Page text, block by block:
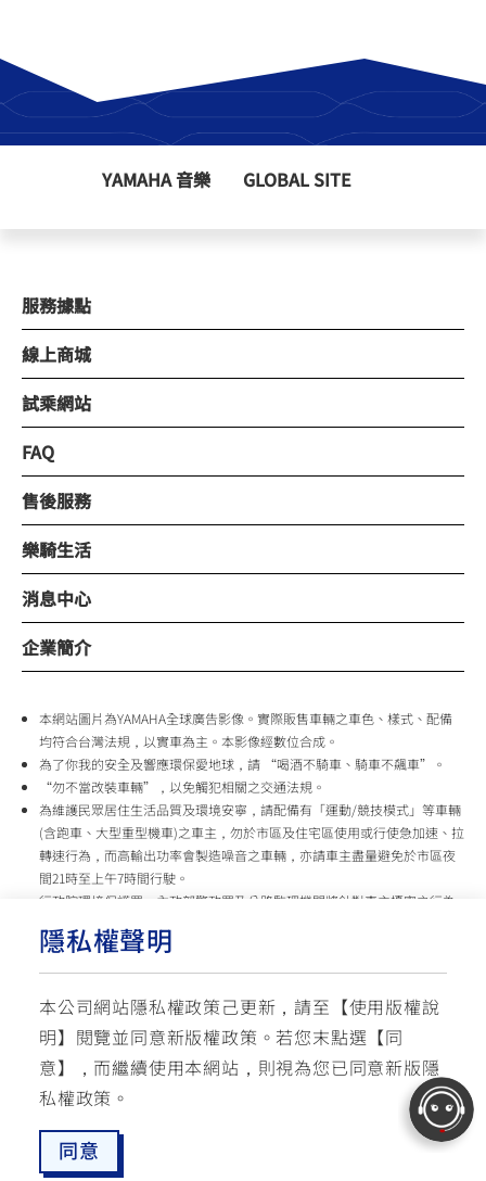
隱私權聲明
本公司網站隱私權政策己更新，請至【使用版權說
明】閱覽並同意新版權政策。 若您末點選【同
意】，而繼續使用本網站，則視為您已同意新版隱
私權政策。
同意
最新消息 愛車配對
YAMAHA 音樂 GLOBAL SITE
服務據點
線上商城
試乘網站
FAQ
售後服務
樂騎生活
消息中心
企業簡介
本網站圖片為YAMAHA全球廣告影像。實際販售車輛之車色、樣式、配備
均符合台灣法規，以實車為主。本影像經數位合成。
為了你我的安全及響應環保愛地球，請 “喝酒不騎車、騎車不飆車”。
“勿不當改裝車輛”，以免觸犯相關之交通法規。
為維護民眾居住生活品質及環境安寧，請配備有「運動/競技模式」等車輛
(含跑車、大型重型機車)之車主，勿於市區及住宅區使用或行使急加速、拉
轉速行為，而高輸出功率會製造噪音之車輛，亦請車主盡量避免於市區夜
間21時至上午7時間行駛。
行政院環境保護署、內政部警政署及公路監理機關將針對車主擾寧之行為
台灣山葉機車 關心您
使用版權說明 隱私權政策 交通安全入口網
☏ 免付費客服專線: 0800-631-680 ✉ 聯繫客服
每週一 ~ 五 08:00~12:10 / 13:00~16:40(國定假日與公司假日除外)
© YAMAHA MOTOR TAIWAN CO., LTD. All Rights Reserved.